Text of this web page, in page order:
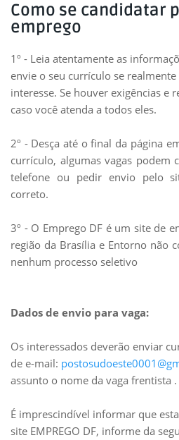
Como se candidatar
emprego
1º - Leia atentamente as
envie o seu currículo se
interesse. Se houver exigências e
caso você atenda a todos eles.
2º - Desça até o final da página
currículo, algumas vagas podem
telefone ou pedir envio pelo
correto.
3º - O Emprego DF é um site de
região da Brasília e Entorno não
nenhum processo seletivo
Dados de envio para vaga:
Os interessados deverão enviar
de e-mail:
assunto o nome da vaga frentista .
É imprescindível informar que
site EMPREGO DF, informe da